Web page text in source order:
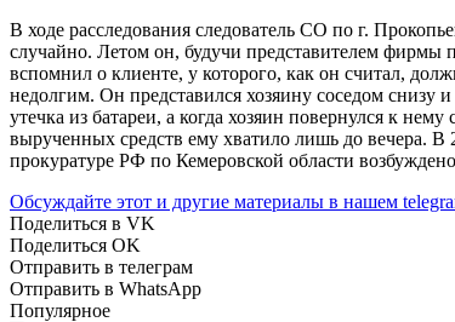
В ходе расследования следователь СО по г.
случайно. Летом он, будучи представителем фирмы
вспомнил о клиенте, у которого, как он считал,
недолгим. Он представился хозяину соседом снизу
утечка из батареи, а когда хозяин повернулся к
вырученных средств ему хватило лишь до вечера.
прокуратуре РФ по Кемеровской области
Обсуждайте этот и другие материалы в нашем
Поделиться в VK
Поделиться OK
Отправить в телеграм
Отправить в WhatsApp
Популярное